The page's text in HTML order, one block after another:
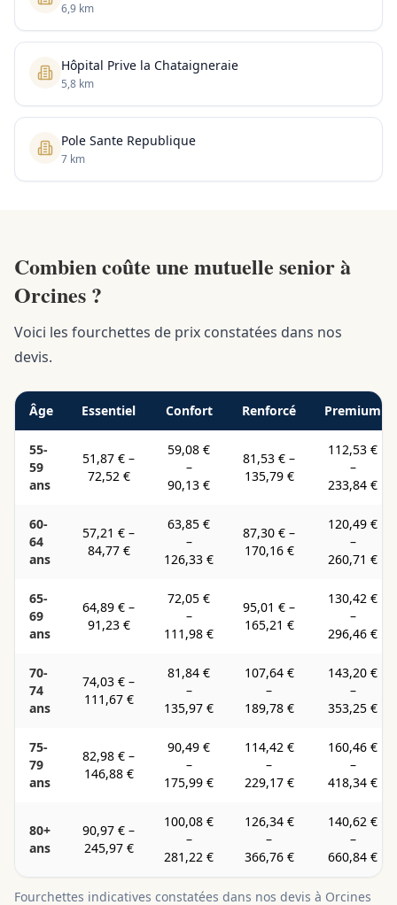
6,9 km
Hôpital Prive la Chataigneraie
5,8 km
Pole Sante Republique
7 km
Combien coûte une mutuelle senior à
Orcines ?
Voici les fourchettes de prix constatées dans nos
devis.
Âge Essentiel Confort Renforcé Premium
55-
59
ans
51,87 € –
72,52 €
59,08 €
–
90,13 €
81,53 € –
135,79 €
112,53 €
–
233,84 €
60-
64
ans
57,21 € –
84,77 €
63,85 €
–
126,33 €
87,30 € –
170,16 €
120,49 €
–
260,71 €
65-
69
ans
64,89 € –
91,23 €
72,05 €
–
111,98 €
95,01 € –
165,21 €
130,42 €
–
296,46 €
70-
74
ans
74,03 € –
111,67 €
81,84 €
–
135,97 €
107,64 €
–
189,78 €
143,20 €
–
353,25 €
75-
79
ans
82,98 € –
146,88 €
90,49 €
–
175,99 €
114,42 €
–
229,17 €
160,46 €
–
418,34 €
80+
ans
90,97 € –
245,97 €
100,08 €
–
281,22 €
126,34 €
–
366,76 €
140,62 €
–
660,84 €
Fourchettes indicatives constatées dans nos devis à Orcines